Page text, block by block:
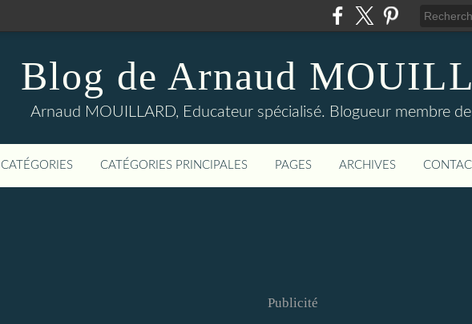
Blog de Arnaud
Arnaud MOUILLARD, Educateur spécialisé. Blogueur membre
CATÉGORIES CATÉGORIES PRINCIPALES PAGES ARCHIVES
Publicité